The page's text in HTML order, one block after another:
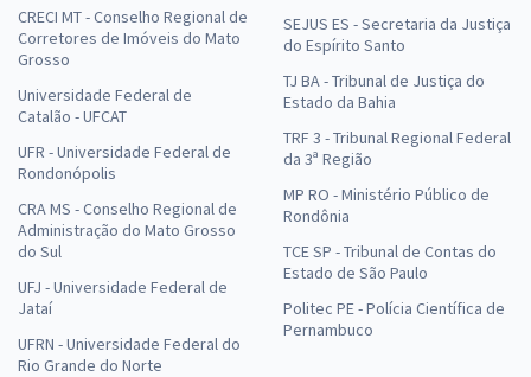
CRECI MT - Conselho Regional de
Corretores de Imóveis do Mato
Grosso
Universidade Federal de
Catalão - UFCAT
UFR - Universidade Federal de
Rondonópolis
CRA MS - Conselho Regional de
Administração do Mato Grosso
do Sul
UFJ - Universidade Federal de
Jataí
UFRN - Universidade Federal do
Rio Grande do Norte
SEJUS ES - Secretaria da Justiça
do Espírito Santo
TJ BA - Tribunal de Justiça do
Estado da Bahia
TRF 3 - Tribunal Regional Federal
da 3ª Região
MP RO - Ministério Público de
Rondônia
TCE SP - Tribunal de Contas do
Estado de São Paulo
Politec PE - Polícia Científica de
Pernambuco